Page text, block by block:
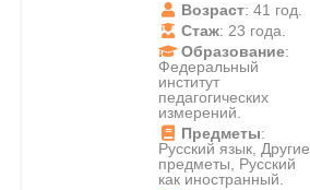
Возраст: 41 год.
Стаж: 23 года.
Образование:
Федеральный
институт
педагогических
измерений.
Предметы:
Русский язык, Другие
предметы, Русский
как иностранный.